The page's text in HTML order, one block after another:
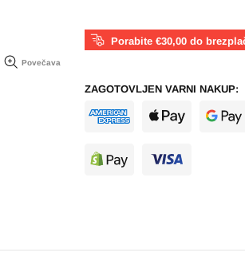
Povečava
Porabite €30,00 do
ZAGOTOVLJEN VARNI NAKUP: